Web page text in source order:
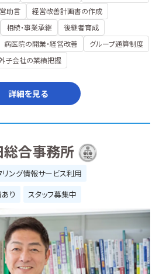
助言
経営改善計画書の作成
相続・事業承継
後継者育成
病医院の開業・経営改善
グループ通算制度
子会社の業績把握
詳細を見る
合事務所
リング情報サービス利用
り
スタッフ募集中